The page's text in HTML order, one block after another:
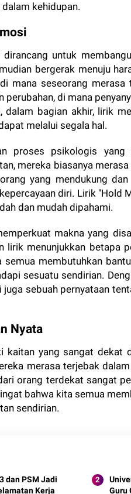
kehidupan.
untuk
bergerak menuju
mana seseorang
perubahan, di mana
dalam bagian akhir, lirik
melalui segala hal.
proses psikologis
mereka biasanya
yang mendukung
diri. Lirik "Hold
dan mudah dipahami.
makna yang
lirik menunjukkan betapa
membutuhkan
sesuatu sendirian.
juga sebuah pernyataan
Nyata
kaitan yang sangat dekat
merasa terjebak
orang terdekat sangat
bahwa kita semua
sendirian.
dan PSM Jadi
Kerja
Guru